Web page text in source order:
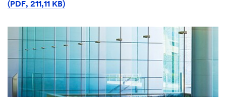
(PDF, 211,11 KB)